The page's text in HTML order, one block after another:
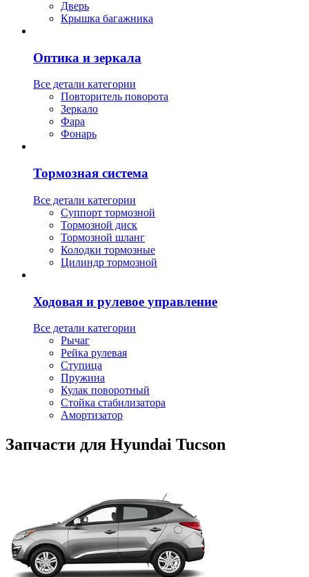
Дверь
Крышка багажника
Оптика и зеркала
Все детали категории
Повторитель поворота
Зеркало
Фара
Фонарь
Тормозная система
Все детали категории
Суппорт тормозной
Тормозной диск
Тормозной шланг
Колодки тормозные
Цилиндр тормозной
Ходовая и рулевое управление
Все детали категории
Рычаг
Рейка рулевая
Ступица
Пружина
Кулак поворотный
Стойка стабилизатора
Амортизатор
Запчасти для Hyundai Tucson